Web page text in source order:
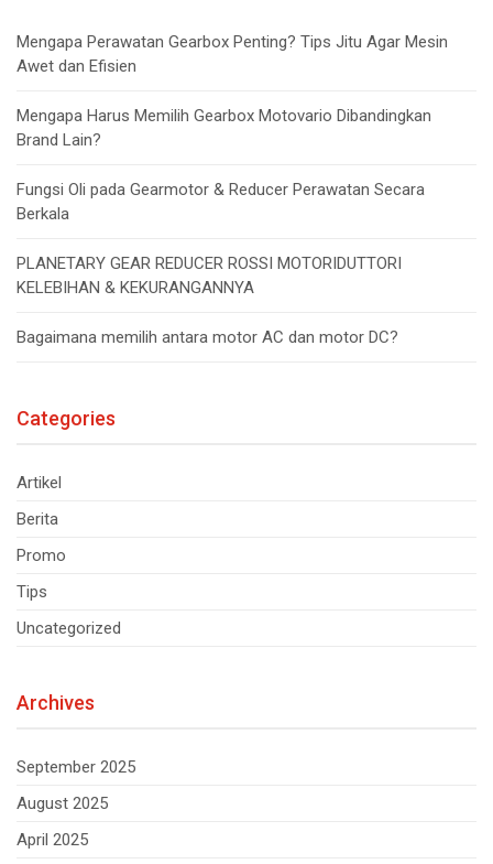
Mengapa Perawatan Gearbox Penting? Tips Jitu Agar Mesin
Awet dan Efisien
Mengapa Harus Memilih Gearbox Motovario Dibandingkan
Brand Lain?
Fungsi Oli pada Gearmotor & Reducer Perawatan Secara
Berkala
PLANETARY GEAR REDUCER ROSSI MOTORIDUTTORI
KELEBIHAN & KEKURANGANNYA
Bagaimana memilih antara motor AC dan motor DC?
Categories
Artikel
Berita
Promo
Tips
Uncategorized
Archives
September 2025
August 2025
April 2025